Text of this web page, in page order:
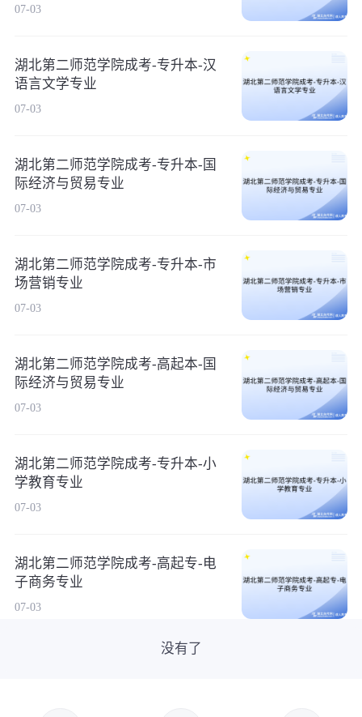
07-03
湖北第二师范学院成考-专升本-汉
语言文学专业
07-03
湖北第二师范学院成考-专升本-国
际经济与贸易专业
07-03
湖北第二师范学院成考-专升本-市
场营销专业
07-03
湖北第二师范学院成考-高起本-国
际经济与贸易专业
07-03
湖北第二师范学院成考-专升本-小
学教育专业
07-03
湖北第二师范学院成考-高起专-电
子商务专业
07-03
没有了